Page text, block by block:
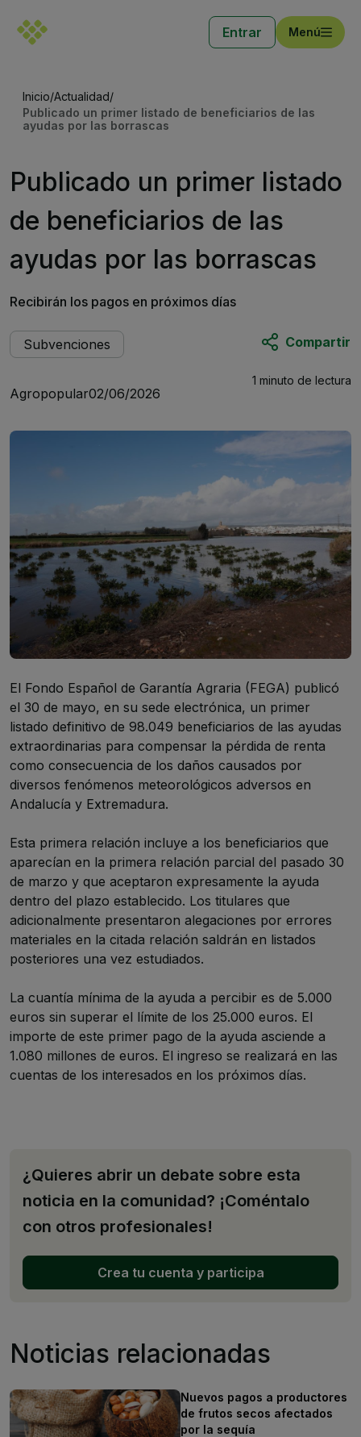
Entrar Menú
Inicio/Actualidad/
Publicado un primer listado de beneficiarios de las
ayudas por las borrascas
Publicado un primer listado
de beneficiarios de las
ayudas por las borrascas
Recibirán los pagos en próximos días
Subvenciones Compartir
Agropopular02/06/2026
1 minuto de lectura
El Fondo Español de Garantía Agraria (FEGA) publicó
el 30 de mayo, en su sede electrónica, un primer
listado definitivo de 98.049 beneficiarios de las ayudas
extraordinarias para compensar la pérdida de renta
como consecuencia de los daños causados por
diversos fenómenos meteorológicos adversos en
Andalucía y Extremadura.
Esta primera relación incluye a los beneficiarios que
aparecían en la primera relación parcial del pasado 30
de marzo y que aceptaron expresamente la ayuda
dentro del plazo establecido. Los titulares que
adicionalmente presentaron alegaciones por errores
materiales en la citada relación saldrán en listados
posteriores una vez estudiados.
La cuantía mínima de la ayuda a percibir es de 5.000
euros sin superar el límite de los 25.000 euros. El
importe de este primer pago de la ayuda asciende a
1.080 millones de euros. El ingreso se realizará en las
cuentas de los interesados en los próximos días.
¿Quieres abrir un debate sobre esta
noticia en la comunidad? ¡Coméntalo
con otros profesionales!
Crea tu cuenta y participa
Noticias relacionadas
Nuevos pagos a productores
de frutos secos afectados
por la sequía